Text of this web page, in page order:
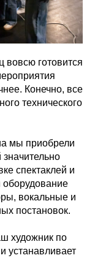
готовится
Конечно, все
технического
мы приобрели
спектаклей и
оборудование
вокальные и
постановок.
художник по
устанавливает